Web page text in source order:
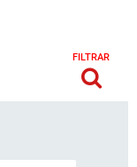
FILTRAR